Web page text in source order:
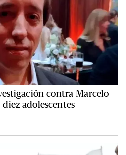
contra Marcelo
adolescentes